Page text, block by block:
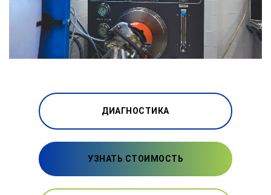
ДИАГНОСТИКА
УЗНАТЬ СТОИМОСТЬ